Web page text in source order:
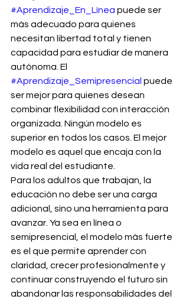
#Aprendizaje_En_Línea puede ser
más adecuado para quienes
necesitan libertad total y tienen
capacidad para estudiar de manera
autónoma. El
#Aprendizaje_Semipresencial puede
ser mejor para quienes desean
combinar flexibilidad con interacción
organizada. Ningún modelo es
superior en todos los casos. El mejor
modelo es aquel que encaja con la
vida real del estudiante.
Para los adultos que trabajan, la
educación no debe ser una carga
adicional, sino una herramienta para
avanzar. Ya sea en línea o
semipresencial, el modelo más fuerte
es el que permite aprender con
claridad, crecer profesionalmente y
continuar construyendo el futuro sin
abandonar las responsabilidades del